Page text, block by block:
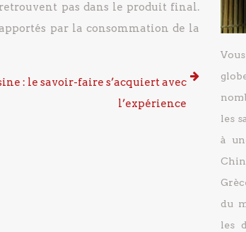
pas dans le produit final.
par la consommation de la
: le savoir-faire s’acquiert avec
l’expérience
les
à
du
les